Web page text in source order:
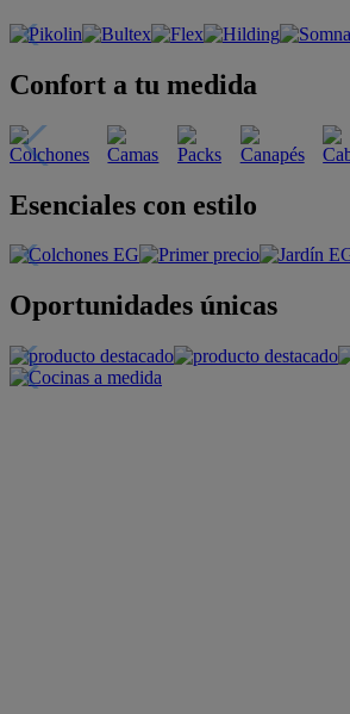
Confort a tu medida
Esenciales con estilo
Oportunidades únicas